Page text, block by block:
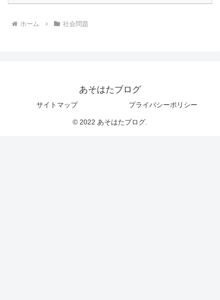
ホーム 社会問題
あそはたブログ
サイトマップ プライバシーポリシー
© 2022 あそはたブログ.